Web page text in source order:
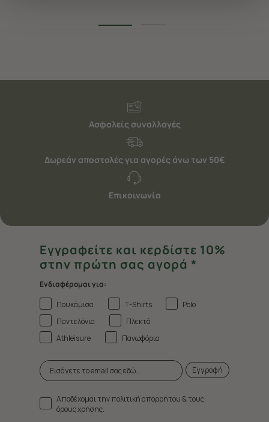
"Ρυθμίσεις Cookies " ανά πάσα στιγμή με ισχύ για το
Ασφαλείς συναλλαγές
Δωρεάν αποστολές για αγορές άνω των 50€
Επικοινωνία
Εγγραφείτε και κερδίστε 10%
στην πρώτη σας αγορά *
Ενδιαφέρομαι για:
Πουκάμισα
T-Shirts
Polo
Παντελόνια
Πλεκτά
Athleisure
Πανωφόρια
Εγγραφή
Αποδέχομαι την πολιτική απορρήτου & τους
όρους χρήσης.